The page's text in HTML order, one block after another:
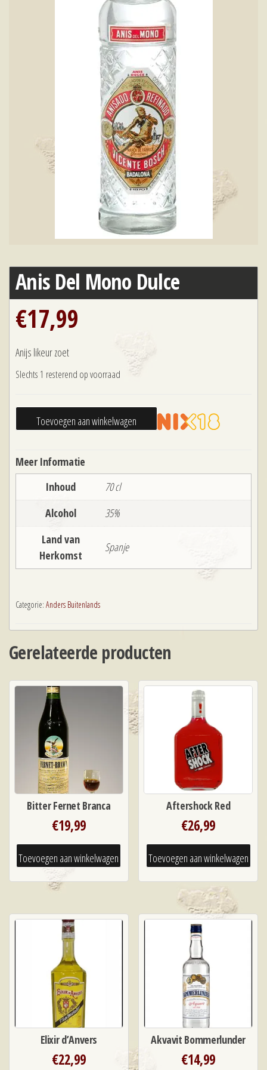
Anis Del Mono Dulce
€17,99
Anijs likeur zoet
Slechts 1 resterend op voorraad
Del
Dulce
Toevoegen aan winkelwagen
Meer Informatie
Inhoud
70 cl
Alcohol
35%
Land van
Herkomst
Spanje
Categorie: Anders Buitenlands
Gerelateerde producten
Bitter Fernet Branca
€19,99
Toevoegen aan winkelwagen
Aftershock Red
€26,99
Toevoegen aan winkelwagen
Elixir d’Anvers
€22,99
Akvavit Bommerlunder
€14,99